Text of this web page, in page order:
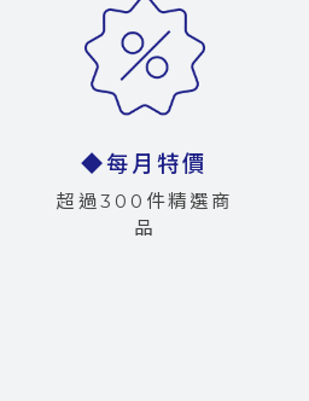
◆每月特價
超過300件精選商
品